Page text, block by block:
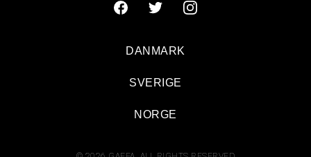
DANMARK
SVERIGE
NORGE